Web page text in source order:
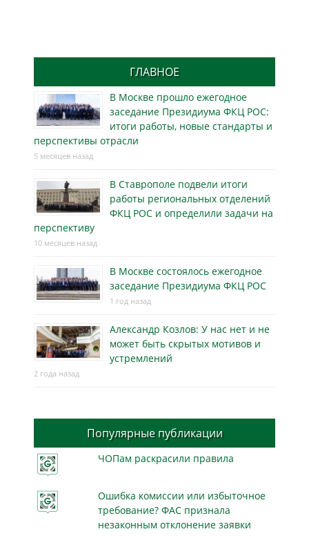
ГЛАВНОЕ
В Москве прошло ежегодное
заседание Президиума ФКЦ РОС:
итоги работы, новые стандарты и
перспективы отрасли
5 месяцев назад
В Ставрополе подвели итоги
работы региональных отделений
ФКЦ РОС и определили задачи на
перспективу
10 месяцев назад
В Москве состоялось ежегодное
заседание Президиума ФКЦ РОС
1 год назад
Александр Козлов: У нас нет и не
может быть скрытых мотивов и
устремлений
2 года назад
Популярные публикации
ЧОПам раскрасили правила
Ошибка комиссии или избыточное
требование? ФАС признала
незаконным отклонение заявки